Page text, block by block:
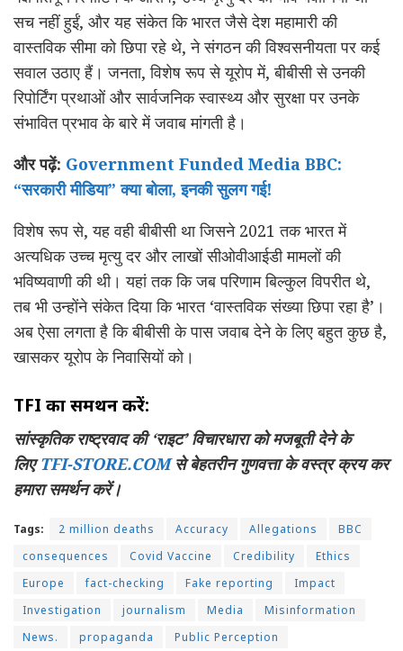
सच नहीं हुईं, और यह संकेत कि भारत जैसे देश महामारी की
वास्तविक सीमा को छिपा रहे थे, ने संगठन की विश्वसनीयता पर कई
सवाल उठाए हैं। जनता, विशेष रूप से यूरोप में, बीबीसी से उनकी
रिपोर्टिंग प्रथाओं और सार्वजनिक स्वास्थ्य और सुरक्षा पर उनके
संभावित प्रभाव के बारे में जवाब मांगती है।
और पढ़ें: Government Funded Media BBC:
“सरकारी मीडिया” क्या बोला, इनकी सुलग गई!
विशेष रूप से, यह वही बीबीसी था जिसने 2021 तक भारत में
अत्यधिक उच्च मृत्यु दर और लाखों सीओवीआईडी मामलों की
भविष्यवाणी की थी। यहां तक कि जब परिणाम बिल्कुल विपरीत थे,
तब भी उन्होंने संकेत दिया कि भारत ‘वास्तविक संख्या छिपा रहा है’।
अब ऐसा लगता है कि बीबीसी के पास जवाब देने के लिए बहुत कुछ है,
खासकर यूरोप के निवासियों को।
TFI का समर्थन करें:
सांस्कृतिक राष्ट्रवाद की ‘राइट’ विचारधारा को मजबूती देने के
लिएTFI-STORE.COMसे बेहतरीन गुणवत्ता के वस्त्र क्रय कर
हमारा समर्थन करें।
Tags: 2 million deaths Accuracy Allegations
BBC
consequences
Covid Vaccine Credibility
Ethics
Europe
fact-checking Fake reporting
Impact
Investigation
journalism Media
Misinformation
News.
propaganda
Public Perception